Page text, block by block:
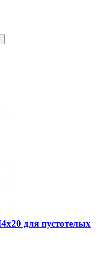
для пустотелых